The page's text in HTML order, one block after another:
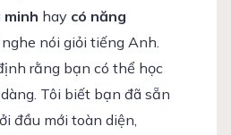
hay có năng
nói giỏi tiếng Anh.
rằng bạn có thể học
Tôi biết bạn đã sẵn
đầu mới toàn diện,